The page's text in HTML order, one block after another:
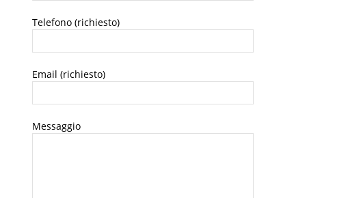
Telefono (richiesto)
Email (richiesto)
Messaggio